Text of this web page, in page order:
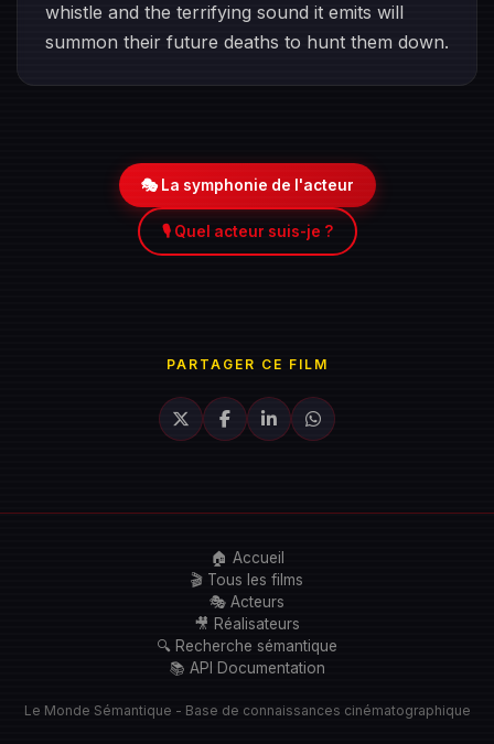
whistle and the terrifying sound it emits will
summon their future deaths to hunt them down.
🎭 La symphonie de l'acteur
🎙️ Quel acteur suis-je ?
PARTAGER CE FILM
🏠 Accueil
🎬 Tous les films
🎭 Acteurs
🎥 Réalisateurs
🔍 Recherche sémantique
📚 API Documentation
Le Monde Sémantique - Base de connaissances cinématographique